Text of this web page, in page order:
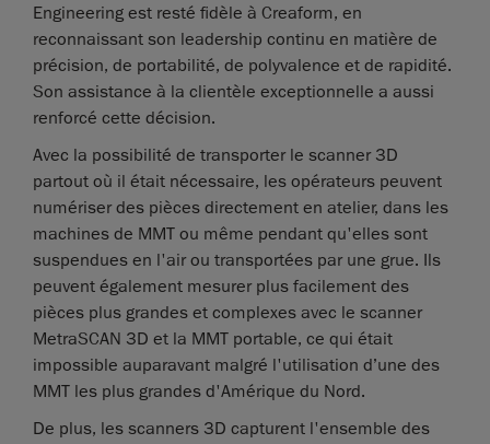
Engineering est resté fidèle à Creaform, en
reconnaissant son leadership continu en matière de
précision, de portabilité, de polyvalence et de rapidité.
Son assistance à la clientèle exceptionnelle a aussi
renforcé cette décision.
Avec la possibilité de transporter le scanner 3D
partout où il était nécessaire, les opérateurs peuvent
numériser des pièces directement en atelier, dans les
machines de MMT ou même pendant qu'elles sont
suspendues en l'air ou transportées par une grue. Ils
peuvent également mesurer plus facilement des
pièces plus grandes et complexes avec le scanner
MetraSCAN 3D et la MMT portable, ce qui était
impossible auparavant malgré l'utilisation d’une des
MMT les plus grandes d'Amérique du Nord.
De plus, les scanners 3D capturent l'ensemble des